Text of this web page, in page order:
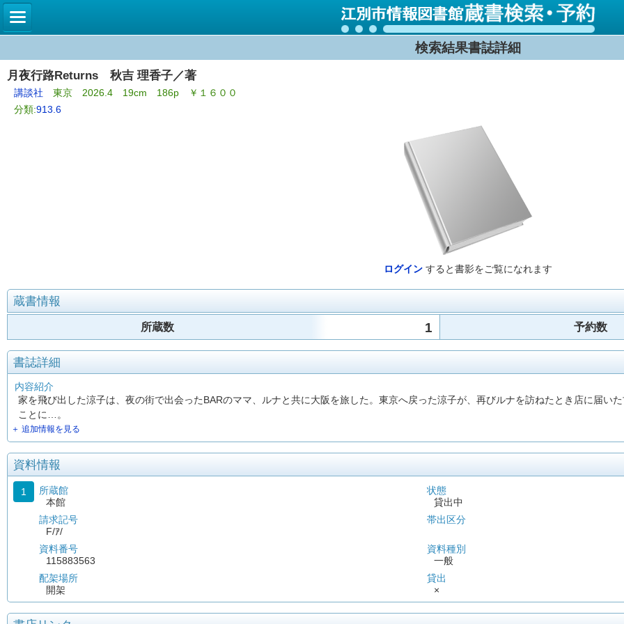
検索結果書誌詳細
月夜行路Returns 秋吉 理香子／著
講談社 東京 2026.4 19cm 186p ￥１６００
分類:913.6
ログイン すると書影をご覧になれます
蔵書情報
所蔵数 1 予約数
書誌詳細
内容紹介
家を飛び出した涼子は、夜の街で出会ったBARのママ、ルナと共に大阪を旅した。東京へ戻った涼子が、再びルナを訪ねたとき店に届い
ことに…。
＋ 追加情報を見る
資料情報
1
所蔵館
本館
請求記号
F/ｱ/
資料番号
115883563
配架場所
開架
状態
貸出中
帯出区分
資料種別
一般
貸出
×